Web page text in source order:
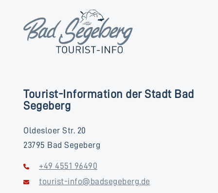
Tourist-Information der Stadt Bad
Segeberg
Oldesloer Str. 20
23795 Bad Segeberg
+49 4551 96490
tourist-info@badsegeberg.de